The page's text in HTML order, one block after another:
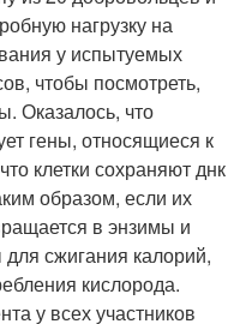
нагрузку на
у испытуемых
чтобы посмотреть,
Оказалось, что
гены, относящиеся к
клетки сохраняют днк
образом, если их
в энзимы и
сжигания калорий,
кислорода.
у всех участников